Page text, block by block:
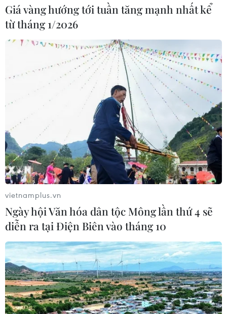
Quảng Ninh dừng giãn cách xã hội 2 ổ
dịch Đông Triều và Vân Đồn
10/02/2021 01:36
Quyết định này dựa trên căn cứ tình hình dịch bệnh đã
được kiểm soát tốt ở một số địa phương trong tỉnh để
thúc đẩy các hoạt động kinh tế, xã hội từng bước trở lại
bình thường trong tình hình mới.
Giá vàng hướng tới tuần tăng mạnh nhất kể
từ tháng 1/2026
vietnamplus.vn
Ngày hội Văn hóa dân tộc Mông lần thứ 4 sẽ
diễn ra tại Điện Biên vào tháng 10